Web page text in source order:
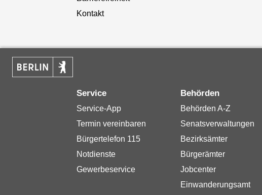
Kontakt
Service
Service-App
Termin vereinbaren
Bürgertelefon 115
Notdienste
Gewerbeservice
Behörden
Behörden A-Z
Senatsverwaltungen
Bezirksämter
Bürgerämter
Jobcenter
Einwanderungsamt